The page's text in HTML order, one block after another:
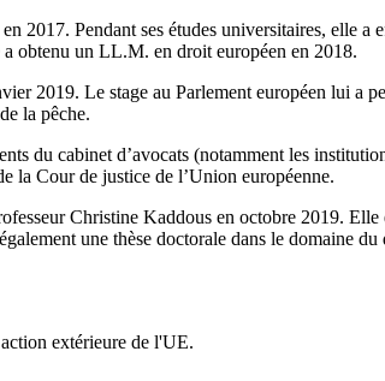
2017. Pendant ses études universitaires, elle a
obtenu un LL.M. en droit européen en 2018.
2019. Le stage au Parlement européen lui a
la pêche.
du cabinet d’avocats (notamment les
la Cour de justice de l’Union européenne.
Christine Kaddous en octobre 2019. Elle
une thèse doctorale dans le domaine du
extérieure de l'UE.